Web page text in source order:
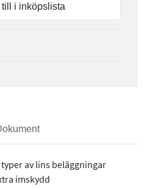
till i inköpslista
av lins beläggningar
imskydd